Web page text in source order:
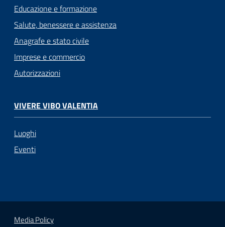
Educazione e formazione
Salute, benessere e assistenza
Anagrafe e stato civile
Imprese e commercio
Autorizzazioni
VIVERE VIBO VALENTIA
Luoghi
Eventi
Media Policy